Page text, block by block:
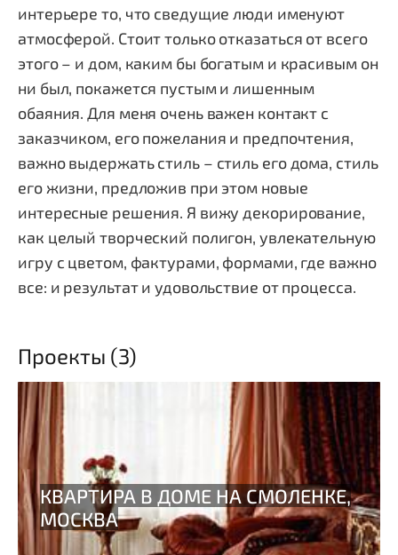
интерьере то, что сведущие люди именуют
атмосферой. Стоит только отказаться от всего
этого – и дом, каким бы богатым и красивым он
ни был, покажется пустым и лишенным
обаяния. Для меня очень важен контакт с
заказчиком, его пожелания и предпочтения,
важно выдержать стиль – стиль его дома, стиль
его жизни, предложив при этом новые
интересные решения. Я вижу декорирование,
как целый творческий полигон, увлекательную
игру с цветом, фактурами, формами, где важно
все: и результат и удовольствие от процесса.
Проекты (3)